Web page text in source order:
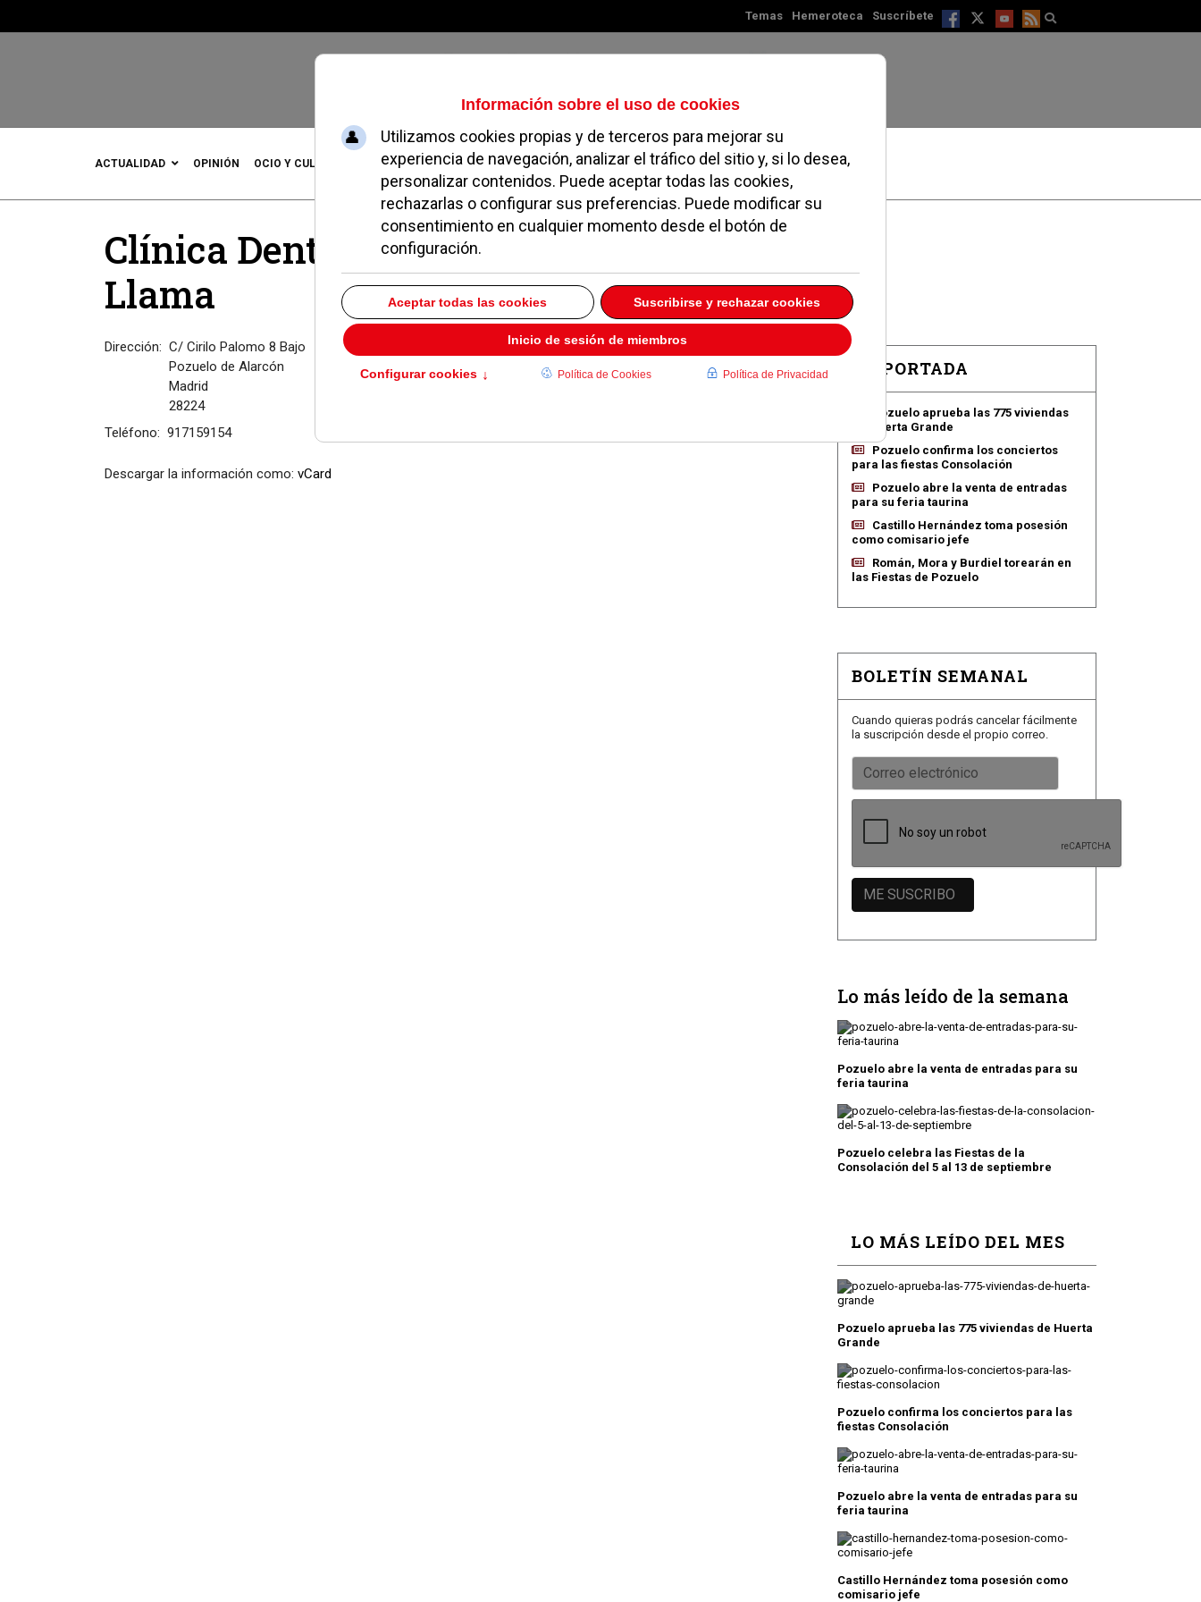
Temas Hemeroteca Suscríbete
Jueves, 06 de agosto de 2026
ACTUALIDAD OPINIÓN OCIO Y CULTURA DEPORTES MADRID NOROESTE SOCIEDAD MAGAZINE SERVICIOS
Clínica Dental Balmaseda Y De La
Llama
Dirección: C/ Cirilo Palomo 8 Bajo
Pozuelo de Alarcón
Madrid
28224
Teléfono: 917159154
Descargar la información como: vCard
EN PORTADA
Pozuelo aprueba las 775 viviendas
de Huerta Grande
Pozuelo confirma los conciertos
para las fiestas Consolación
Pozuelo abre la venta de entradas
para su feria taurina
Castillo Hernández toma posesión
como comisario jefe
Román, Mora y Burdiel torearán en
las Fiestas de Pozuelo
BOLETÍN SEMANAL
Cuando quieras podrás cancelar fácilmente
la suscripción desde el propio correo.
Lo más leído de la semana
Pozuelo abre la venta de entradas para su
feria taurina
Pozuelo celebra las Fiestas de la
Consolación del 5 al 13 de septiembre
LO MÁS LEÍDO DEL MES
Pozuelo aprueba las 775 viviendas de Huerta
Grande
Pozuelo confirma los conciertos para las
fiestas Consolación
Pozuelo abre la venta de entradas para su
feria taurina
Castillo Hernández toma posesión como
comisario jefe